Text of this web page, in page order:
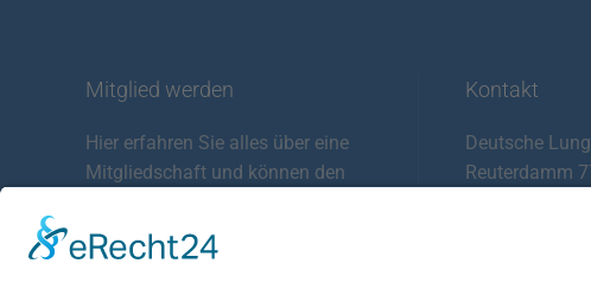
Mitglied werden
Hier erfahren Sie alles über eine
Mitgliedschaft und können den
ausfüllen!
Kontakt
Deutsche
Reuterdamm